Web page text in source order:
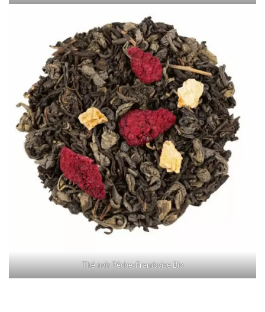
Thé noir Pêche-Framboise Bio